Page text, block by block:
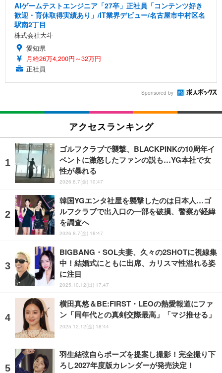
AIゲームテストエンジニア「27卒」正社員「コンテンツ好き
歓迎・育休取得実績あり」/IT業界デビュー/名古屋市中村区名
駅南2丁目
株式会社大斗
愛知県
月給26万4,200円～32万円
正社員
Sponsored by
アクセスランキング
ゴルフクラブで襲撃、BLACKPINKの10周年イ
ベントに激怒したファンの説も…YG本社で女
性が暴れる
2026.8.7(金) 10:47
韓国YGエンタ社屋を襲撃したのは日本人…ゴ
ルフクラブで出入口の一部を破損、警察が経緯
を調査へ
2026.8.7(金) 18:47
BIGBANG・SOL夫妻、久々の2SHOTに視線集
中！結婚式にともに出席、カリスマ性溢れる姿
に注目
2025.10.12(日) 17:47
横田真悠＆BE:FIRST・LEOの熱愛報道にファ
ン「同年代との真剣交際最高」「マジ推せる」
2025.12.12(金) 18:44
羽生結弦自らポーズを提案し撮影！完全撮り下
ろし2027年度版カレンダーが発売決定！